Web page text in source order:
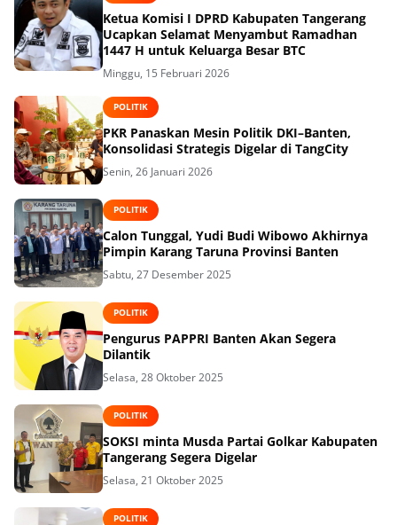
Ketua Komisi I DPRD Kabupaten Tangerang
Ucapkan Selamat Menyambut Ramadhan
1447 H untuk Keluarga Besar BTC
Minggu, 15 Februari 2026
POLITIK
PKR Panaskan Mesin Politik DKI–Banten,
Konsolidasi Strategis Digelar di TangCity
Senin, 26 Januari 2026
POLITIK
Calon Tunggal, Yudi Budi Wibowo Akhirnya
Pimpin Karang Taruna Provinsi Banten
Sabtu, 27 Desember 2025
POLITIK
Pengurus PAPPRI Banten Akan Segera
Dilantik
Selasa, 28 Oktober 2025
POLITIK
SOKSI minta Musda Partai Golkar Kabupaten
Tangerang Segera Digelar
Selasa, 21 Oktober 2025
POLITIK